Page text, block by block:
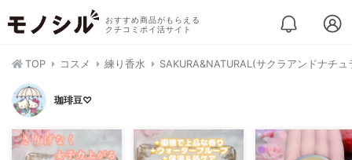
おすすめ商品がもらえる
クチコミポイ活サイト
TOP コスメ 練り香水 SAKURA&NATURAL(サクラアンドナチ
珈琲豆♡